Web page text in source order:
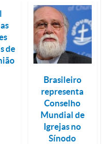
de
Brasileiro
representa
Conselho
Mundial de
Igrejas no
Sínodo